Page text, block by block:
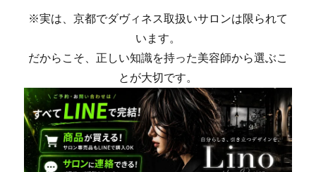
※実は、京都でダヴィネス取扱いサロンは限られて
います。
だからこそ、正しい知識を持った美容師から選ぶこ
とが大切です。